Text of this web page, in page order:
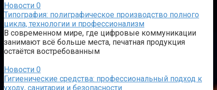
Новости 0
Типография: полиграфическое производство полного
цикла, технологии и профессионализм
В современном мире, где цифровые коммуникации
занимают всё больше места, печатная продукция
остаётся востребованным
Новости 0
Гигиенические средства: профессиональный подход к
уходу, санитарии и безопасности